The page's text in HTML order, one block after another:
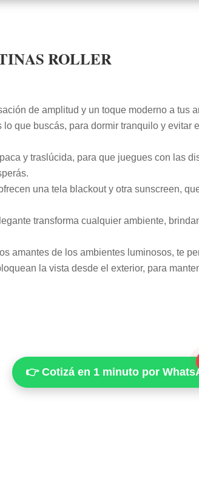
ROLLER
de amplitud y un toque moderno a tus
que buscás, para dormir tranquilo y evitar
y traslúcida, para que juegues con las
una tela blackout y otra sunscreen,
transforma cualquier ambiente,
amantes de los ambientes luminosos, te
la vista desde el exterior, para
👉 Cotizá en 1 minuto por